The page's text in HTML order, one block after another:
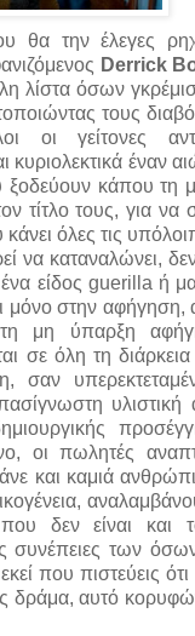
θα την έλεγες
Derrick
λίστα όσων
τους
οι γείτονες
έναν
κάπου τη
τίτλο τους, για
κάνει όλες τις
να καταναλώνει,
είδος guerilla ή
μόνο στην αφήγηση,
τη μη ύπαρξη
σε όλη τη
σαν
υλιστική
οι πωλητές
και καμιά
δεν είναι και
συνέπειες των
που πιστεύεις ότι
αυτό